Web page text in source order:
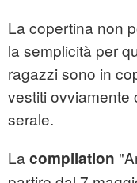
La copertina non
la semplicità per
ragazzi sono in
vestiti ovviamente
serale.
La compilation